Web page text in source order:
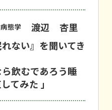
態学
渡辺 杏里
ない』を聞いてき
飲むであろう睡
てみた 」